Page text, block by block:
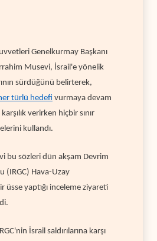
Genelkurmay Başkanı
Musevi, İsrail'e yönelik
sürdüğünü belirterek,
türlü hedefi vurmaya devam
verirken hiçbir sınır
kullandı.
bu sözleri dün akşam Devrim
(IRGC) Hava-Uzay
üsse yaptığı inceleme ziyareti
İsrail saldırılarına karşı